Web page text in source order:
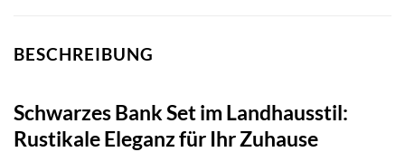
BESCHREIBUNG
Schwarzes Bank Set im Landhausstil:
Rustikale Eleganz für Ihr Zuhause